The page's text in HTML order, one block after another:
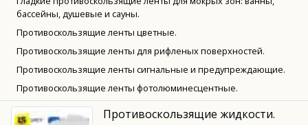
бассейны, душевые и сауны.
Противоскользящие ленты цветные.
Противоскользящие ленты для рифленых поверхностей.
Противоскользящие ленты сигнальные и предупреждающие.
Противоскользящие ленты фотолюминесцентные.
Противоскользящие жидкости.